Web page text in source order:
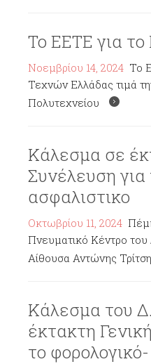
Το ΕΕΤΕ για το
Νοεμβρίου 14, 2024 Το
Τεχνών Ελλάδας τιμά
Πολυτεχνείου
Κάλεσμα σε
Συνέλευση για
ασφαλιστικο
Οκτωβρίου 11, 2024
Πνευματικό Κέντρο
Αίθουσα Αντώνης
Κάλεσμα του
έκτακτη
το